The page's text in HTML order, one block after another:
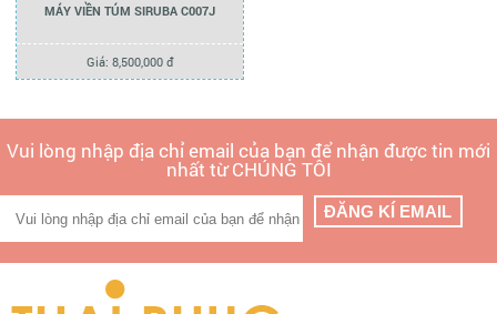
MÁY VIỀN TÚM SIRUBA C007J
Giá: 8,500,000 đ
Vui lòng nhập địa chỉ email của bạn để nhận được tin mới
nhất từ CHÚNG TÔI